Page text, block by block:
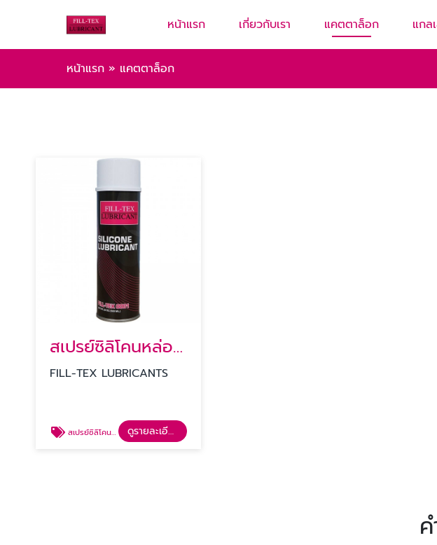
หน้าแรก เกี่ยวกับเรา แคตตาล็อก แกล
หน้าแรก » แคตตาล็อก
สเปรย์ซิลิโคนหล่อลื่น
FILL-TEX LUBRICANTS
สเปรย์ซิลิโคนหล่อลื่น ดูรายละเอียด